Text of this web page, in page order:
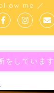
me ／
をしています